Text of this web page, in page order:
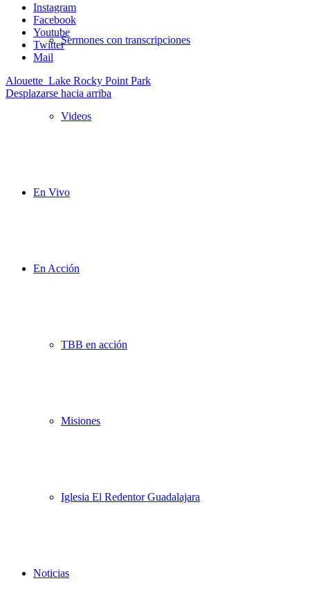
Sermones con transcripciones
Videos
En Vivo
En Acción
TBB en acción
Misiones
Iglesia El Redentor Guadalajara
Noticias
Instagram
Facebook
Youtube
Twitter
Mail
Alouette Lake Rocky Point Park
Desplazarse hacia arriba